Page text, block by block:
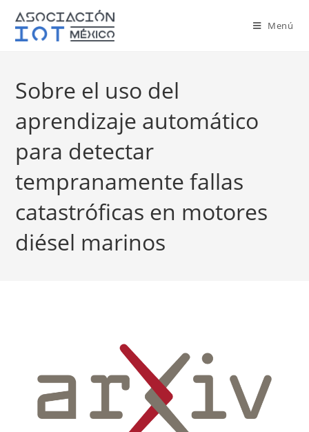
Menú
Sobre el uso del
aprendizaje automático
para detectar
tempranamente fallas
catastróficas en motores
diésel marinos